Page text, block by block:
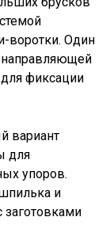
воротки. Один
направляющей
фиксации
вариант
для
упоров.
и
заготовками